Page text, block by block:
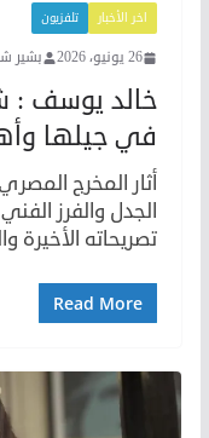
اخر الأخبار تلفزيون
26 يونيو، 2026 بشير
خالد يوسف :
في جيلها
أثار المخرج
الجدل والفرز
تصريحاته الأخيرة
Read More